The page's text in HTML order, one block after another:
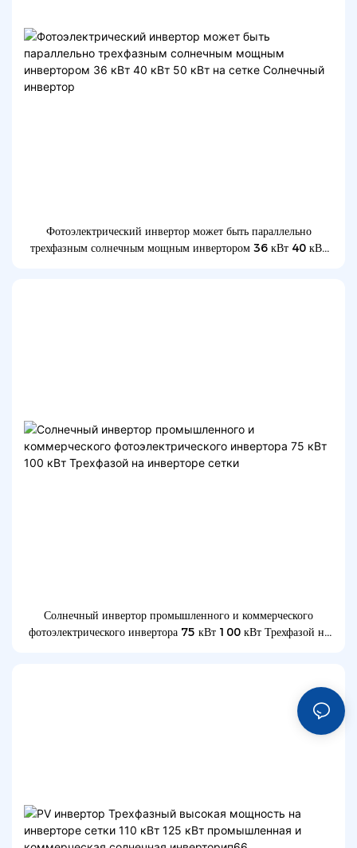
Фотоэлектрический инвертор может быть параллельно
трехфазным солнечным мощным инвертором 36 кВт 40 кВт
Солнечный инвертор промышленного и коммерческого
фотоэлектрического инвертора 75 кВт 100 кВт Трехфазой на